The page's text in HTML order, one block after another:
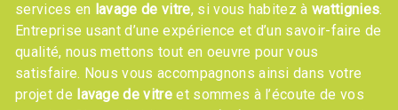
services en lavage de vitre, si vous habitez àwattignies.
Entreprise usant d’une expérience et d’un savoir-faire de
qualité, nous mettons tout en oeuvre pour vous
satisfaire. Nous vous accompagnons ainsi dans votre
projet de lavage de vitre et sommes à l’écoute de vos